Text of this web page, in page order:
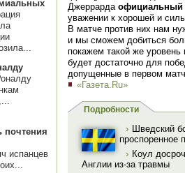
почтения
испанцев
Джеррарда официальный
уважении к хорошей и
В матче против них нам
и мы сможем добиться
покажем такой же уровень
будет достаточно для
допущенные в первом
«Газета.Ru»
Подробности
› Шведский
проспоренное
› Коул
Англии из-за травмы